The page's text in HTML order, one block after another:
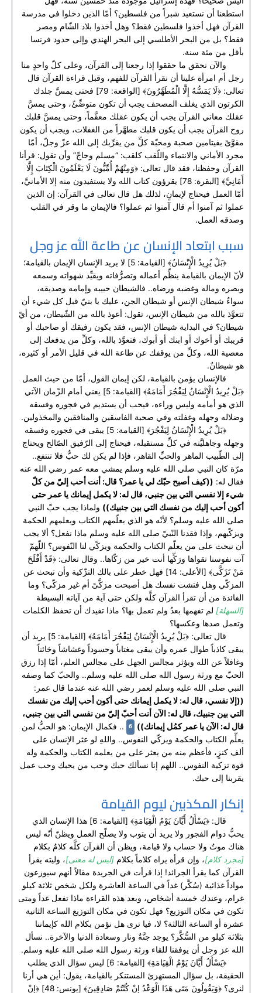
استطعنا أن نستعيد شبراً من فلسطين؟ أمّا الذين دخلوا في مدرسة
القرآن فهل أخذوا فلسطين فقط؟ وهل أخذوا بلاد الشّام ومصر
فقط؟ بل من البحر الأطلسي إلى البحر الهندي وإلى حدود فرنسا
بأقل من مئة سنة.
والآن نحقق ما حققوا إذا رجعنا إلى القرآن، وعلى كلّ واحدٍ منا
رجل أم امرأة علينا أن نقرأ القرآن للفهم، وقبل قراءة القرآن قال
تعالى: ﴿‌لَا ‌يَمَسُّهُ ‌إِلَّا ‌الْمُطَهَّرُونَ﴾ [الواقعة: 79] فحتى يمسَّ جلدك
الكرتون الذي يغلف المصحف يجب أن تكون متوضِّئً، وحتى يمسَّ
عقلك معاني القرآن يجب أن يكون عقلك معقَّماً، وحتى يمسَّ قلبك
روح القرآن يجب أن يكون قلبك مطهَّراً من الغفلات، ويجب أن يكون
مقوَّىً بفيتامين صحبة ومحبّة كلِّ من يقرِّبك إلى الله عزّ وجلّ، أمّا
مجرد الأماني والانتماء واللّقب كلقب: “مسلم وحاجّ” وأن تقول: قرأنا
القرآن وحفظنا، فقد قال تعالى: ﴿وَمِنْهُمْ أُمِّيُّونَ لَا يَعْلَمُونَ الْكِتَابَ إِلَّا
أَمَانِيَّ﴾ [البقرة: 78] يقرؤون كتاب الله ولا يستفيدون منه إلا الأمانيَّ،
أمّا العمل فيحتاج لإيمانٍ، لذلك هل قال تعالى في القرآن: إن الذين
عملوا ثم آمنوا أم قال آمنوا ثم عملوا؟ فالإيمان ما وقر في القلب
وصدقه العمل.
سبب ابتعاد الإنسان عن طاعة الله عز وجل
﴿بَلْ يُرِيدُ الْإِنْسَانُ﴾ [القيامة: 5] لا يريد الإنسان الإيمان بالقيامة؛
لأنّ الإيمان بالقيامة ينظِّم أعماله وتصرُّفاته ويقيِّد شهواته وسمعه
وبصره وماله وغضبه ورضاه.. فالشيطان حبيبه وإمامه وصديقه،
سواءٌ شيطان الإنس أو شيطان الجن، عليك يا بنيّ قبل كل شيء أن
تتعوَّذ بالله من شيطان الإنس، تقول: أعوذ بالله من الشّيطان، من أيّ
شيطان؟ في البداية شيطان الإنس، فقد يكون رفيقك أو صاحبك أو
قريبك أو أخوك أو ابنك أو أبوك، فتعوَّذ بالله، وكلِّ من يدفعك إلى
معصية الله، وكلِّ من يوقفك عن طاعة الله في قليل الأمر أو كثيره،
هو شيطانٌ.
فالإنسان يؤمن بالقيامة، لكن إيمان القول، أمّا من حيث العمل
﴿بَلْ يُرِيدُ الْإِنْسَانُ لِيَفْجُرَ أَمَامَهُ﴾ [القيامة: 5] يعني أمام الزّمان الآتي
الذي هو أمامه وليس وراءه، فيحب أن يستديم في فجوره وفسقه
وضلاله وجهله وغفلته وفي صحبة الفاسقين والمنافقين والمخذولين.
﴿بَلْ يُرِيدُ الْإِنْسَانُ لِيَفْجُرَ﴾ [القيامة: 5] يبقى في فجوره وفسقه
وجهله وجاهليَّته في كلِّ مستقبله، فيحتاج إلى الرّفيق الصّالح ويحتاج
إلى الطّبيب الماهر والحبِّ القاهر، فإذا لم يكن لك حبٌّ فلا تنتفع..
مرّة كان النبي صلى الله عليه وسلم يمشي معه عمر رضي الله عنه
فقال له: ((كيف أصبح حبّك لي يا عمر؟ قال: أنت أحب إليّ من كلّ
شيء إلا نفسي التي بين جنبي، قال له: لا يكمل إيمانك يا عمر حتى
أكون أحب إليك من نفسك التي بين جنبيك)) ولماذا يجب حبّ النبي
صلى الله عليه وسلم؟ لأنّه هو الذي يعلّمهم الكتاب ويعلمهم الحكمة
ويزكّيهم، وإذا فقدنا النّبيّ صلى الله عليه وسلم ماذا نفعل؟ ألا يجب
أن نبحث على من يعلّم الكتاب والحكمة ويزكّي لنا النّفوس؟ اللّهمّ
آت نفوسنا تقواها وزكِّها أنت خير من زكّاها.. وقال تعالى: ﴿قَدْ أَفْلَحَ
مَنْ تَزَكَّى﴾ [الأعلى: 14] فهل خطر على بالك التزّكية وأن تبحث عن
المزكّي وهل فتشت نفسك هل أصبحت مزكَّىً أم غير مزكّى؟ وما
الفائدة من أن تقرأ القرآن كلَّه ولكن حتى آية من آياته البسيطة
[السهلة] لم تفهمها بعدُ ولم تعمل بها؟ ماذا تفيدك أن تحفظ الكلمات
وتعمل ضدها وعكسها؟
قال تعالى: ﴿بَلْ يُرِيدُ الْإِنْسَانُ لِيَفْجُرَ أَمَامَهُ﴾ [القيامة: 5] يريد أن
يبقى كاذباً طوال عمره وأن يبقى مغتاباً وحسوداً وغشاشاً وخائناً
وغافلاً عن الله ويؤثر مجالس الجهل على مجالس العلم، أمّا إذا رزق
الحبّ مع ورثة رسول الله صلى الله عليه وسلم.. والحبّ كما وصفه
النبي صلى الله عليه وسلم لعمر رضي الله عنه عندما قال عمر:
((إلا نفسي، قال له: لا يكمل إيمانك حتى أكون أحب إليك من نفسك
التي بين جنبيك، قال له: الآن أنت أحبّ إليّ من نفسي التي بين جنبي،
قال له: الآن يا عمر كمُل إيمانك)) 6 .. فكمال الإيمان: هو الحبُّ لمن
يعلِّم الكتاب والحكمة ويزكّي النفوس.. واللهِ لو عثر الإنسان على
ألف كنزٍ، فأعظم منه من يعثر على من يعلمه الكتاب والحكمة وله
قوة تزكية النفوس.. اللهم إنا نسألك حبك وحب من يحبك وحب عمل
يقربنا إلى حبك.
إنكار المكذبين ليوم القيامة
قال: ﴿يَسْأَلُ أَيَّانَ يَوْمُ الْقِيَامَةِ﴾ [القيامة: 6] هذا الإنسان الذي
يحبُّ دوام الفجور ولا يريد أن يتوب ولا يصلّح العمل ويظنّ أنّه ليس
هناك موتٌ ولا حساب ولا قيامة، ويظن أن القرآن كلَّه كلامٌ بكلام
[مجرد كلام]، وإن قرأه يراه كلاماً بكلام [ليس له معنى]، وليته يقرأ
القرآن كما يقرأ الجرائد! إذا قرأت في الجريدة مقالاً أنهم سيوزعون
مواداً غذائية (سُكَّر) غداً في الساعة العاشرة ولكل شخص ثلاثة كيلو
غرام، وعندك خمسة أشخاص، وبعد هذه القراءة ماذا تفعل غداً ومتى
تكون في مكان التوزيع؟ فهل تكون في مكان التوزيع الساعة الثانية
عشرة أو الساعة الثالثة؟ لا، فيا ترى هل نؤمن بكلام الله كإيماننا
بثلاثة كيلو من السُّكَّر؟ يوجد جنَّةٌ ونار وسعادة الدنيا والآخرة.. نسأل
الله عز وجل أن يوفقنا للقاء ورثة رسول الله صلى الله عليه وسلم.
﴿يَسْأَلُ أَيَّانَ يَوْمُ الْقِيَامَةِ﴾ [القيامة: 6] ليس سؤال الذي يطلب
الحقيقة، بل سؤال المستهزئ المستنكر بالقيامة، يقول: أين هي أرنا
لنرى؟ ﴿وَيَقُولُونَ مَتَى هَذَا الْوَعْدُ إِنْ كُنْتُمْ صَادِقِينَ﴾ [يونس: 48] ﴿إِنْ